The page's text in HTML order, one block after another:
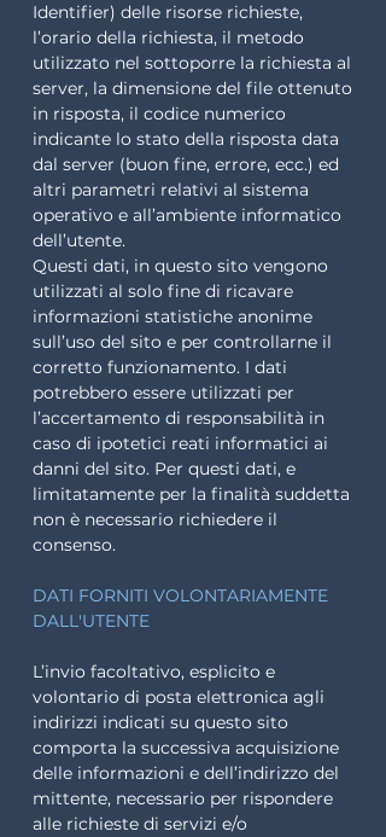
Identifier) delle risorse richieste,
l’orario della richiesta, il metodo
utilizzato nel sottoporre la richiesta al
server, la dimensione del file ottenuto
in risposta, il codice numerico
indicante lo stato della risposta data
dal server (buon fine, errore, ecc.) ed
altri parametri relativi al sistema
operativo e all’ambiente informatico
dell’utente.
Questi dati, in questo sito vengono
utilizzati al solo fine di ricavare
informazioni statistiche anonime
sull’uso del sito e per controllarne il
corretto funzionamento. I dati
potrebbero essere utilizzati per
l’accertamento di responsabilità in
caso di ipotetici reati informatici ai
danni del sito. Per questi dati, e
limitatamente per la finalità suddetta
non è necessario richiedere il
consenso.
DATI FORNITI VOLONTARIAMENTE
DALL'UTENTE
L’invio facoltativo, esplicito e
volontario di posta elettronica agli
indirizzi indicati su questo sito
comporta la successiva acquisizione
delle informazioni e dell’indirizzo del
mittente, necessario per rispondere
alle richieste di servizi e/o